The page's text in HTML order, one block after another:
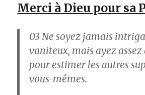
Merci à Dieu pour sa
03 Ne soyez jamais
vaniteux, mais ayez
pour estimer les autres
vous-mêmes.